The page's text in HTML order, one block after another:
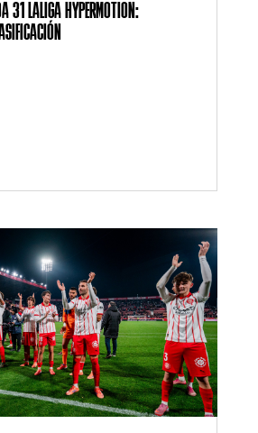
31 LALIGA HYPERMOTION: